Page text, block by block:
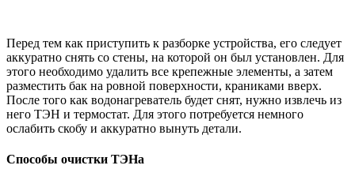
Перед тем как приступить к разборке устройства, его следует
аккуратно снять со стены, на которой он был установлен. Для
этого необходимо удалить все крепежные элементы, а затем
разместить бак на ровной поверхности, краниками вверх.
После того как водонагреватель будет снят, нужно извлечь из
него ТЭН и термостат. Для этого потребуется немного
ослабить скобу и аккуратно вынуть детали.
Способы очистки ТЭНа